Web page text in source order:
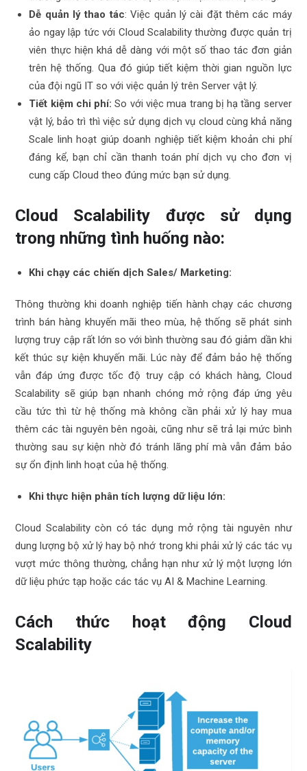
Dễ quản lý thao tác: Việc quản lý cài đặt thêm các máy
ảo ngay lập tức với Cloud Scalability thường được quản trị
viên thực hiện khá dễ dàng với một số thao tác đơn giản
trên hệ thống. Qua đó giúp tiết kiệm thời gian nguồn lực
của đội ngũ IT so với việc quản lý trên Server vật lý.
Tiết kiệm chi phí: So với việc mua trang bị hạ tầng server
vật lý, bảo trì thì việc sử dụng dịch vụ cloud cùng khả năng
Scale linh hoạt giúp doanh nghiệp tiết kiệm khoản chi phí
đáng kể, bạn chỉ cần thanh toán phí dịch vụ cho đơn vị
cung cấp Cloud theo đúng mức bạn sử dụng.
Cloud Scalability được sử dụng
trong những tình huống nào:
Khi chạy các chiến dịch Sales/ Marketing:
Thông thường khi doanh nghiệp tiến hành chạy các chương
trình bán hàng khuyến mãi theo mùa, hệ thống sẽ phát sinh
lượng truy cập rất lớn so với bình thường sau đó giảm dần khi
kết thúc sự kiện khuyến mãi. Lúc này để đảm bảo hệ thống
vẫn đáp ứng được tốc độ truy cập có khách hàng, Cloud
Scalability sẽ giúp bạn nhanh chóng mở rộng đáp ứng yêu
cầu tức thì từ hệ thống mà không cần phải xử lý hay mua
thêm các tài nguyên bên ngoài, cũng như sẽ trả lại mức bình
thường sau sự kiện nhờ đó tránh lãng phí mà vẫn đảm bảo
sự ổn định linh hoạt của hệ thống.
Khi thực hiện phân tích lượng dữ liệu lớn:
Cloud Scalability còn có tác dụng mở rộng tài nguyên như
dung lượng bộ xử lý hay bộ nhớ trong khi phải xử lý các tác vụ
vượt mức thông thường, chẳng hạn như xử lý một lượng lớn
dữ liệu phức tạp hoặc các tác vụ AI & Machine Learning.
Cách thức hoạt động Cloud
Scalability